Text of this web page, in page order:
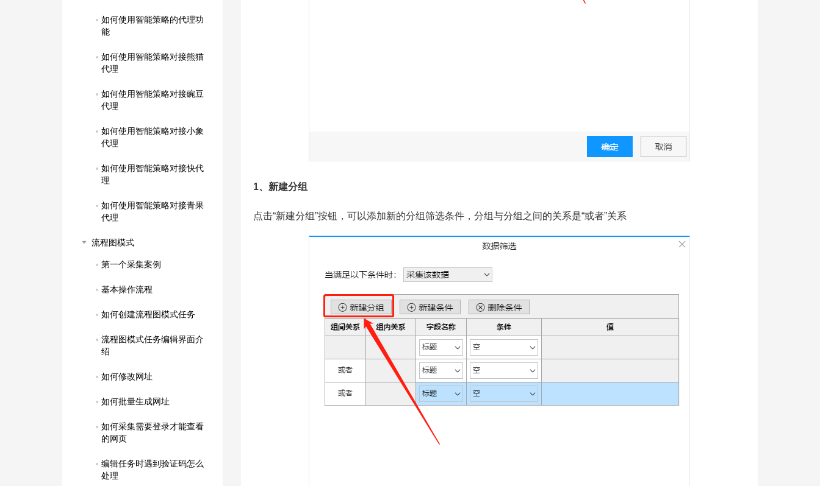
如何使用智能策略的代理功
能
如何使用智能策略对接熊猫
代理
如何使用智能策略对接豌豆
代理
如何使用智能策略对接小象
代理
如何使用智能策略对接快代
理
如何使用智能策略对接青果
代理
流程图模式
第一个采集案例
基本操作流程
如何创建流程图模式任务
流程图模式任务编辑界面介
绍
如何修改网址
如何批量生成网址
如何采集需要登录才能查看
的网页
编辑任务时遇到验证码怎么
处理
1、新建分组
点击“新建分组”按钮，可以添加新的分组筛选条件，分组与分组之间的关系是“或者”关系